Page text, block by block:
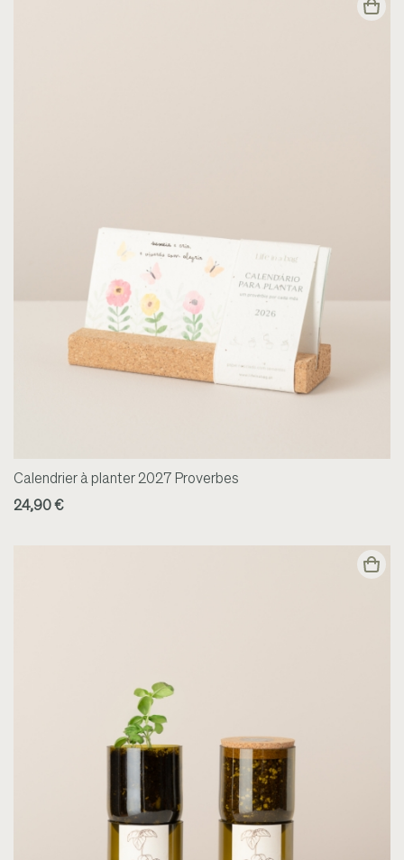
Calendrier à planter 2027 Proverbes
24,90 €